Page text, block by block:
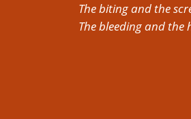
The biting and the
The bleeding and the